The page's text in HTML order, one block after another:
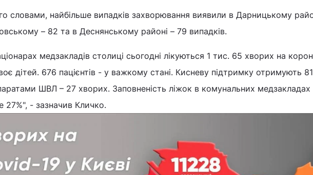
словами, найбільше випадків захворювання виявили в Дарницькому
– 82 та в Деснянському районі – 79 випадків.
медзакладів столиці сьогодні лікуються 1 тис. 65 хворих на
дітей. 676 пацієнтів - у важкому стані. Кисневу підтримку отримують
ШВЛ – 27 хворих. Заповненість ліжок в комунальних медзакладах
27%", - зазначив Кличко.